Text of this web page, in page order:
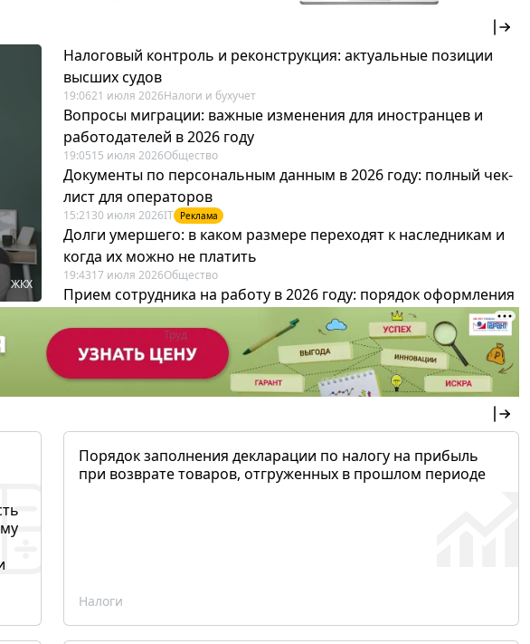
ЖКХ
Налоговый контроль и реконструкция: актуальные позиции
высших судов
19:0621 июля 2026Налоги и бухучет
Вопросы миграции: важные изменения для иностранцев и
работодателей в 2026 году
19:0515 июля 2026Общество
Документы по персональным данным в 2026 году: полный чек-
лист для операторов
15:21 30 июля 2026IT Реклама
Долги умершего: в каком размере переходят к наследникам и
когда их можно не платить
19:4317 июля 2026Общество
Прием сотрудника на работу в 2026 году: порядок оформления
12:28 Труд Реклама
Порядок заполнения декларации по налогу на прибыль
при возврате товаров, отгруженных в прошлом периоде
Налоги